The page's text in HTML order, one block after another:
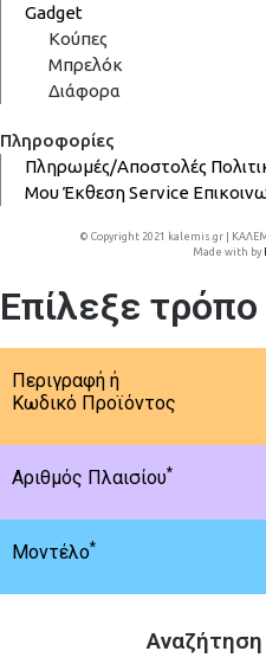
Gadget
Κούπες
Μπρελόκ
Διάφορα
Πληροφορίες
Πληρωμές/Αποστολές
ΜουΈκθεσηService
© Copyright 2021 kalemis.gr |
Made with by
Επίλεξε
Περιγραφή ή
Κωδικό Προϊόντος
Αριθμός Πλαισίου*
Μοντέλο*